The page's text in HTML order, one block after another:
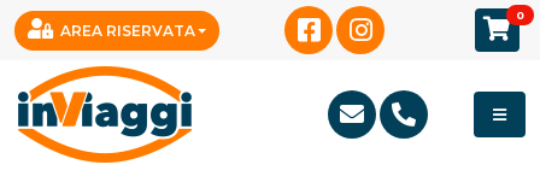
AREA RISERVATA
0